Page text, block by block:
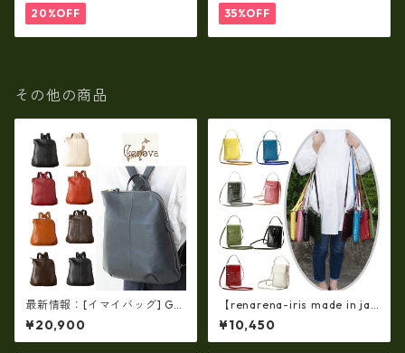
20%OFF 35%OFF
その他の商品
最新情報：[イマイバッグ] GE
NOVA 日本製 牛革リュック レ
ザー リュック レディースリュ
ック im-2670
¥20,900
【renarena-iris made in jap
an】【日本製】牛革エナメル
クロコ・縦型お財布スマホ 2
ＷＡＹポシェット ir-660
¥10,450